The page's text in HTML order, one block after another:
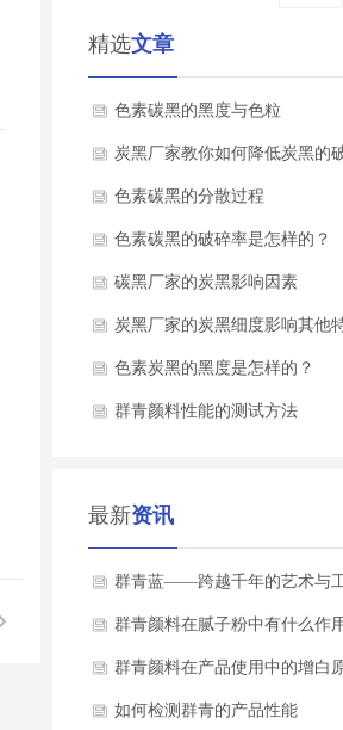
精选文章
色素碳黑的黑度与色粒
炭黑厂家教你如何降低炭黑的
率
色素碳黑的分散过程
色素碳黑的破碎率是怎样的？
碳黑厂家的炭黑影响因素
炭黑厂家的炭黑细度影响其他
色素炭黑的黑度是怎样的？
群青颜料性能的测试方法
最新资讯
群青蓝——跨越千年的艺术与
瑰宝
群青颜料在腻子粉中有什么作
群青颜料在产品使用中的增白
如何检测群青的产品性能